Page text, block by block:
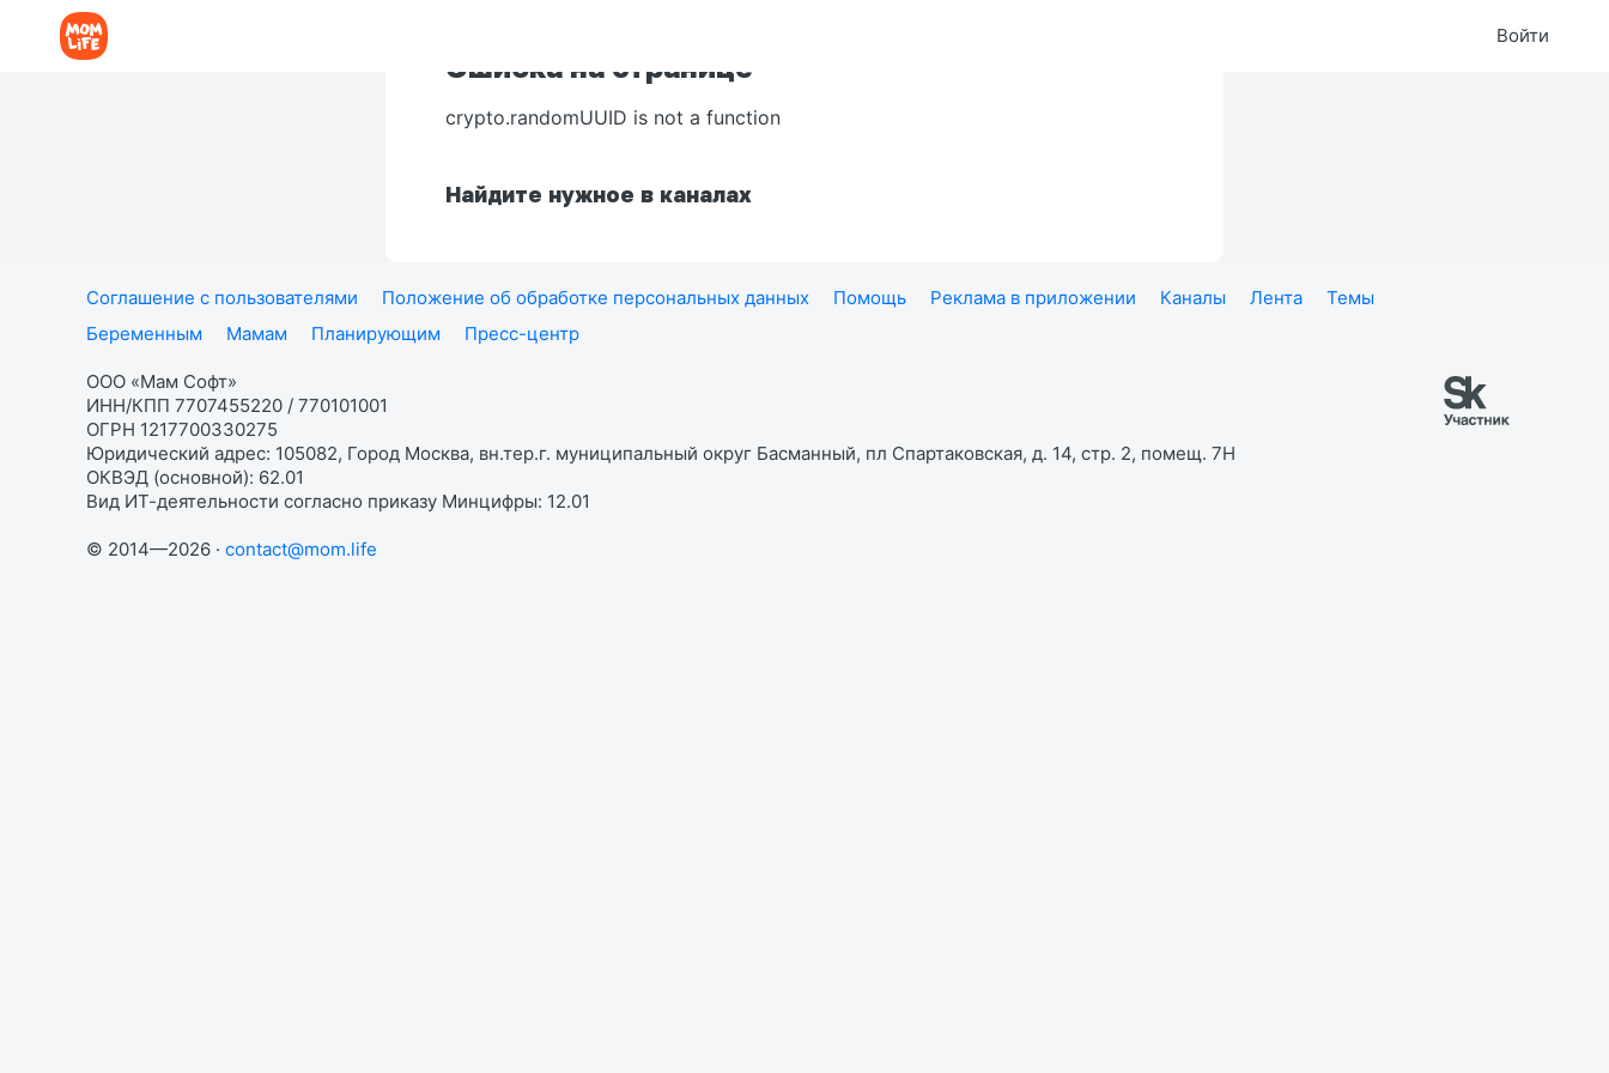
Войти
Ошибка на странице
crypto.randomUUID is not a function
Найдите нужное в каналах
Соглашение с пользователями Положение об обработке персональных данных Помощь Реклама в приложении Каналы Лента
Темы
Беременным
Мамам Планирующим Пресс-центр
ООО «Мам Софт»
ИНН/КПП 7707455220 / 770101001
ОГРН 1217700330275
Юридический адрес: 105082, Город Москва, вн.тер.г. муниципальный округ Басманный, пл Спартаковская, д. 14, стр. 2, помещ. 7Н
ОКВЭД (основной): 62.01
Вид ИТ-деятельности согласно приказу Минцифры: 12.01
© 2014—2026 · contact@mom.life